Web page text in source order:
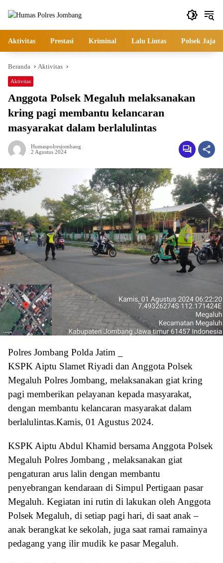
Aktivitas Prestasi Kriminal Lalu Lintas Polsek
Beranda Aktivitas
Aktivitas
Anggota Polsek Megaluh melaksanakan
kring pagi membantu kelancaran
masyarakat dalam berlalulintas
Humaspolresjombang
2 Agustus 2024
Polres Jombang Polda Jatim _
KSPK Aiptu Slamet Riyadi dan Anggota Polsek
Megaluh Polres Jombang, melaksanakan giat kring
pagi memberikan pelayanan kepada masyarakat,
dengan membantu kelancaran masyarakat dalam
berlalulintas.Kamis, 01 Agustus 2024.
KSPK Aiptu Abdul Khamid bersama Anggota Polsek
Megaluh Polres Jombang , melaksanakan giat
pengaturan arus lalin dengan membantu
penyebrangan kendaraan di Simpul Pertigaan pasar
Megaluh. Kegiatan ini rutin di lakukan oleh Anggota
Polsek Megaluh, di setiap pagi hari, di saat anak –
anak berangkat ke sekolah, juga saat ramai ramainya
pedagang yang ilir mudik ke pasar Megaluh.